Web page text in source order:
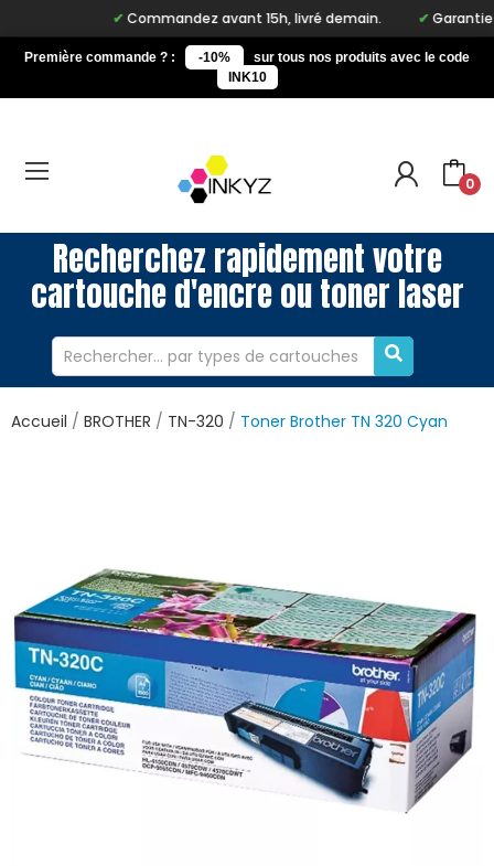
Commandez avant 15h, livré demain. Garantie à
Première commande ? : -10%
sur tous nos produits avec le code
INK10
0
Recherchez rapidement votre
cartouche d'encre ou toner laser
Accueil BROTHER TN-320 Toner Brother TN 320 Cyan